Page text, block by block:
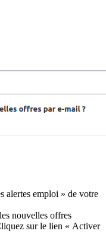
alertes emploi » de votre
nouvelles offres
sur le lien « Activer